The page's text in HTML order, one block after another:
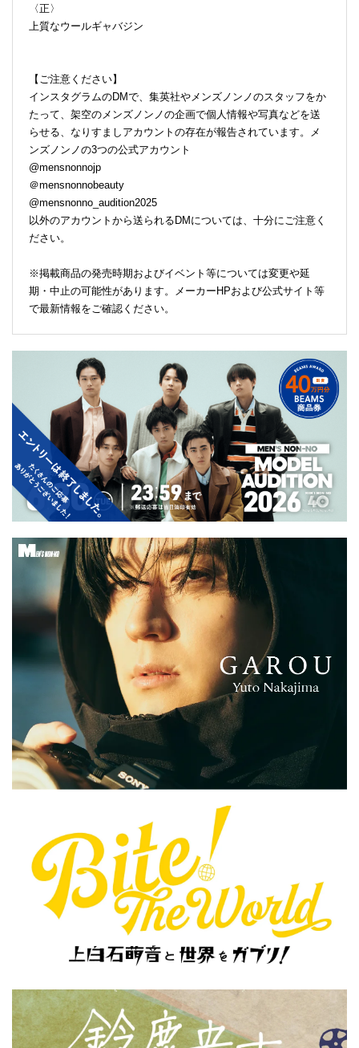
〈正〉
上質なウールギャバジン
【ご注意ください】
インスタグラムのDMで、集英社やメンズノンノのスタッフをか
たって、架空のメンズノンノの企画で個人情報や写真などを送
らせる、なりすましアカウントの存在が報告されています。メ
ンズノンノの3つの公式アカウント
@mensnonnojp
＠mensnonnobeauty
@mensnonno_audition2025
以外のアカウントから送られるDMについては、十分にご注意く
ださい。
※掲載商品の発売時期およびイベント等については変更や延
期・中止の可能性があります。メーカーHPおよび公式サイト等
で最新情報をご確認ください。